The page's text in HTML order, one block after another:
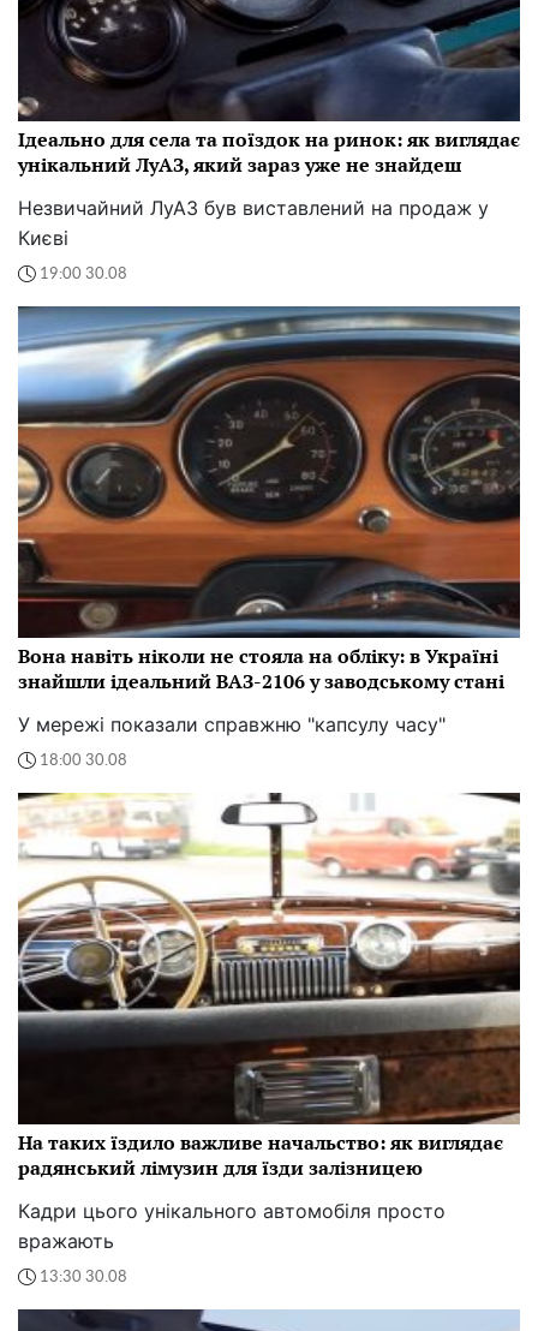
Ідеально для села та поїздок на ринок: як виглядає
унікальний ЛуАЗ, який зараз уже не знайдеш
Незвичайний ЛуАЗ був виставлений на продаж у
Києві
19:00 30.08
Вона навіть ніколи не стояла на обліку: в Україні
знайшли ідеальний ВАЗ-2106 у заводському стані
У мережі показали справжню "капсулу часу"
18:00 30.08
На таких їздило важливе начальство: як виглядає
радянський лімузин для їзди залізницею
Кадри цього унікального автомобіля просто
вражають
13:30 30.08